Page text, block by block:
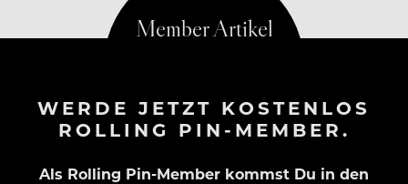
WERDE JETZT KOSTENLOS
ROLLING PIN-MEMBER.
Als Rolling Pin-Member kommst Du in den